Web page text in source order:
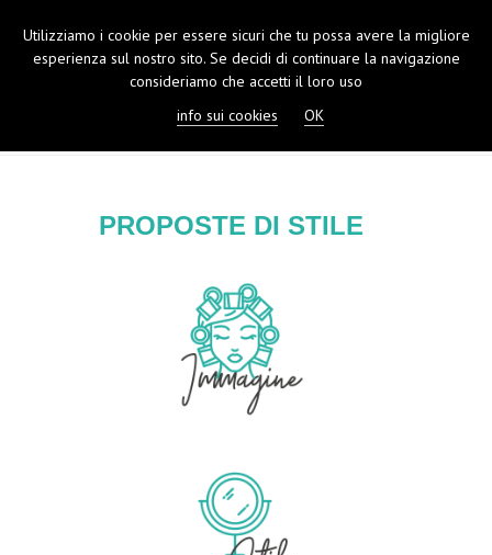
PROPOSTE DI STILE
Utilizziamo i cookie per essere sicuri che tu possa avere la migliore
esperienza sul nostro sito. Se decidi di continuare la navigazione
consideriamo che accetti il loro uso
info sui cookies
OK